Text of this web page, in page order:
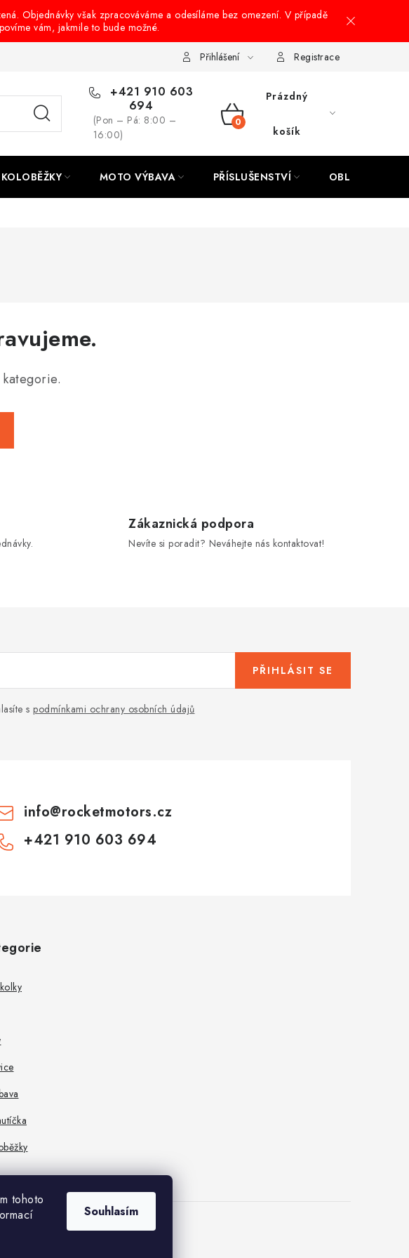
tohoto
Souhlasím
Objednávky však zpracováváme a odesíláme bez omezení. V případě
vám, jakmile to bude možné.
Podmínky ochrany osobních údajů Návody na montáž
Přihlášení Registrace
+421 910 603
694
(Pon – Pá: 8:00 –
16:00)
NÁKUPNÍ
Prázdný
košík
KOLOBĚŽKY MOTO VÝBAVA PŘÍSLUŠENSTVÍ OBLEČENÍ
Zákaznická podpora
Nevíte si poradit? Neváhejte nás kontaktovat!
s podmínkami ochrany osobních údajů
PŘIHLÁSIT SE
info@rocketmotors.cz
+421 910 603 694